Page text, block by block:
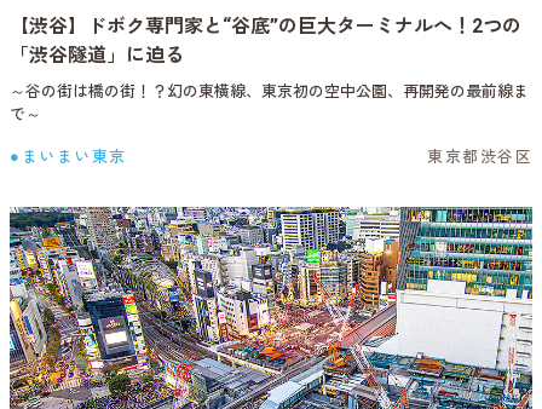
【渋谷】ドボク専門家と“谷底”の巨大ターミナルへ！2つの
「渋谷隧道」に迫る
～谷の街は橋の街！？幻の東横線、東京初の空中公園、再開発の最前線ま
で～
●まいまい東京 東京都渋谷区